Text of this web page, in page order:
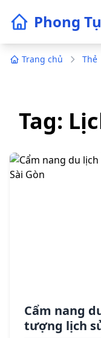
Phong
Trang chủ Thẻ
Tag:
Cẩm nang
tượng lịch